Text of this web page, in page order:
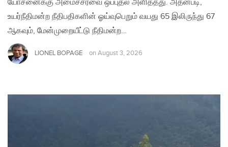
யோசனைக்கு அமைச்சரவை ஒப்புதல் அளித்தது. அதன்படி,
உயர்நீதிமன்ற நீதிபதிகளின் ஓய்வுபெறும் வயது 65 இலிருந்து 67
ஆகவும், மேன்முறையீட்டு நீதிமன்ற…
LIONEL BOPAGE on August 3, 2026